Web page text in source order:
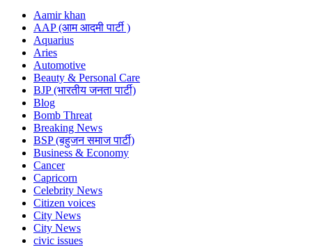
Aamir khan
AAP (आम आदमी पार्टी )
Aquarius
Aries
Automotive
Beauty & Personal Care
BJP (भारतीय जनता पार्टी)
Blog
Bomb Threat
Breaking News
BSP (बहुजन समाज पार्टी)
Business & Economy
Cancer
Capricorn
Celebrity News
Citizen voices
City News
City News
civic issues